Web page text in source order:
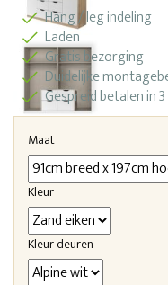
Hang / leg indeling
Laden
Gratis bezorging
Duidelijke
Gespreid betalen in
Maat
Kleur
Kleur deuren